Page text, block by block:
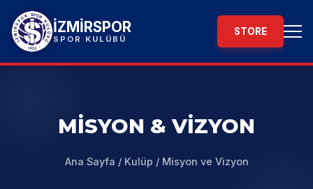
İZMİRSPOR
SPOR KULÜBÜ
STORE
MİSYON & VİZYON
Ana Sayfa / Kulüp / Misyon ve Vizyon